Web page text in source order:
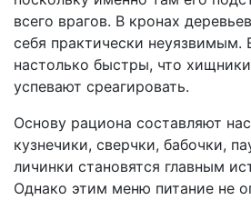
всего врагов. В кронах
себя практически неуязвимым.
настолько быстры, что
успевают среагировать.
Основу рациона составляют
кузнечики, сверчки, бабочки,
личинки становятся главным
Однако этим меню питание не